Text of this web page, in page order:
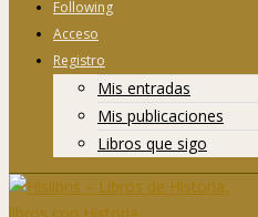
Following
Acceso
Registro
Mis entradas
Mis publicaciones
Libros que sigo